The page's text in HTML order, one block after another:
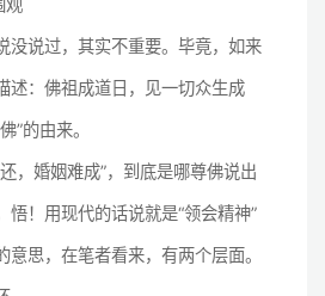
说过，其实不重要。毕竟，如来
述：佛祖成道日，见一切众生成
”的由来。
婚姻难成”，到底是哪尊佛说出
悟！用现代的话说就是“领会精神”
意思，在笔者看来，有两个层面。